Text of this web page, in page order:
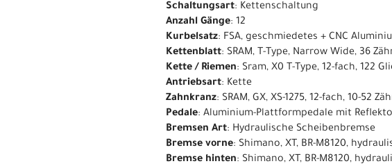
Schaltungsart: Kettenschaltung
Anzahl Gänge: 12
Kurbelsatz: FSA, geschmiedetes + CNC
Kettenblatt: SRAM, T-Type, Narrow Wide, 36
Kette / Riemen: Sram, X0 T-Type, 12-fach, 122
Antriebsart: Kette
Zahnkranz: SRAM, GX, XS-1275, 12-fach, 10-52
Pedale: Aluminium-Plattformpedale mit
Bremsen Art: Hydraulische Scheibenbremse
Bremse vorne: Shimano, XT, BR-M8120,
Bremse hinten: Shimano, XT, BR-M8120,